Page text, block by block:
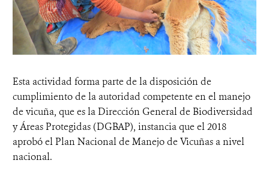
Esta actividad forma parte de la disposición de
cumplimiento de la autoridad competente en el manejo
de vicuña, que es la Dirección General de Biodiversidad
y Áreas Protegidas (DGBAP), instancia que el 2018
aprobó el Plan Nacional de Manejo de Vicuñas a nivel
nacional.